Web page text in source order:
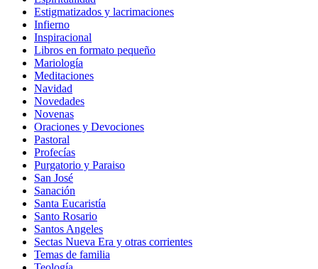
Estigmatizados y lacrimaciones
Infierno
Inspiracional
Libros en formato pequeño
Mariología
Meditaciones
Navidad
Novedades
Novenas
Oraciones y Devociones
Pastoral
Profecías
Purgatorio y Paraiso
San José
Sanación
Santa Eucaristía
Santo Rosario
Santos Angeles
Sectas Nueva Era y otras corrientes
Temas de familia